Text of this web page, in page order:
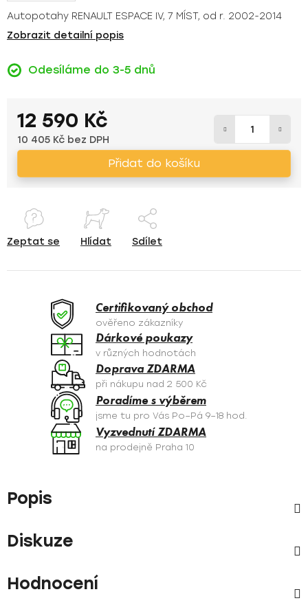
Autopotahy RENAULT ESPACE IV, 7 MÍST, od r. 2002-2014
Zobrazit detailní popis
Odesíláme do 3-5 dnů
12 590 Kč
10 405 Kč bez DPH
Přidat do košíku
Zeptat se Hlídat Sdílet
Certifikovaný obchod
ověřeno zákazníky
Dárkové poukazy
v různých hodnotách
Doprava ZDARMA
při nákupu nad 2 500 Kč
Poradíme s výběrem
jsme tu pro Vás Po–Pá 9–18 hod.
Vyzvednutí ZDARMA
na prodejně Praha 10
Popis
Diskuze
Hodnocení